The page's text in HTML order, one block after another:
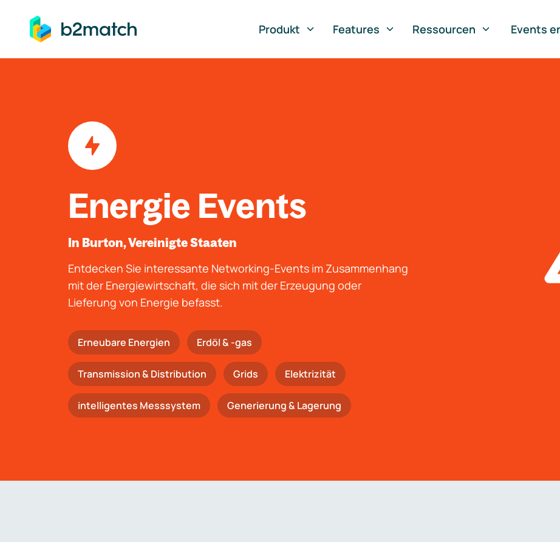
springen
Produkt
Features Ressourcen Events
Energie Events
In Burton, Vereinigte Staaten
Entdecken Sie interessante Networking-Events im Zusammenhang
mit der Energiewirtschaft, die sich mit der Erzeugung oder
Lieferung von Energie befasst.
Erneubare Energien Erdöl & -gas
Trans­mis­si­on & Distribution Grids Elektrizität
intelligentes Messsystem Generierung & Lagerung